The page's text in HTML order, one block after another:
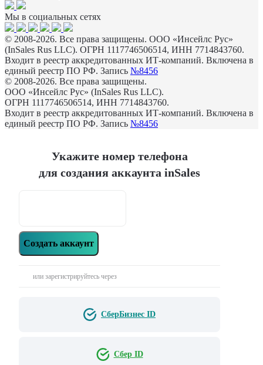
Мы в социальных сетях
© 2008-2026. Все права защищены. ООО «Инсейлс Рус»
(InSales Rus LLC). ОГРН 1117746506514, ИНН 7714843760.
Входит в реестр аккредитованных ИТ-компаний. Включена в
единый реестр ПО РФ. Запись №8456
© 2008-2026. Все права защищены.
ООО «Инсейлс Рус» (InSales Rus LLC).
ОГРН 1117746506514, ИНН 7714843760.
Входит в реестр аккредитованных ИТ-компаний. Включена в
единый реестр ПО РФ. Запись №8456
Укажите номер телефона
для создания аккаунта inSales
Создать аккаунт
или зарегистрируйтесь через
СберБизнес ID
Сбер ID